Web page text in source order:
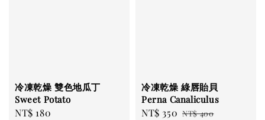
冷凍乾燥 雙色地瓜丁
Sweet Potato
Regular
NT$ 180
冷凍乾燥 綠唇貽貝
Perna Canaliculus
Sale
NT$ 350 Regular
NT$ 400